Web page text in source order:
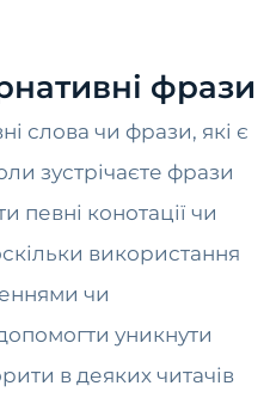
фрази
слова чи фрази, які є
зустрічаєте фрази
певні конотації чи
використання
чи
уникнути
в деяких читачів